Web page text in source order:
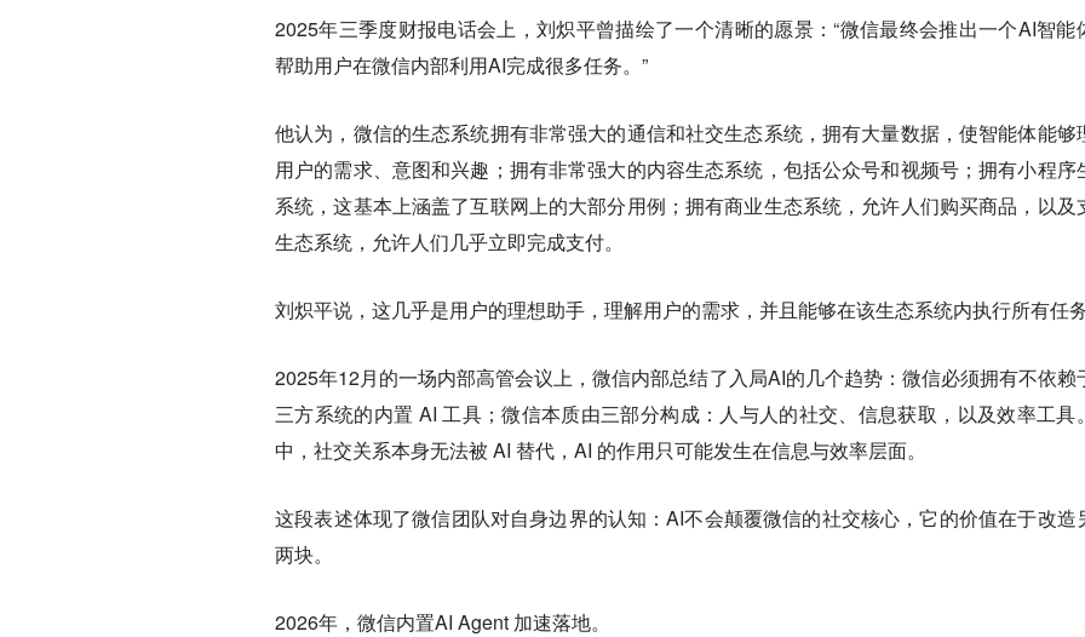
2025年三季度财报电话会上，刘炽平曾描绘了一个清晰的愿景：“微信最终会推出一个AI智能
帮助用户在微信内部利用AI完成很多任务。”
他认为，微信的生态系统拥有非常强大的通信和社交生态系统，拥有大量数据，使智能体能够
用户的需求、意图和兴趣；拥有非常强大的内容生态系统，包括公众号和视频号；拥有小程序
系统，这基本上涵盖了互联网上的大部分用例；拥有商业生态系统，允许人们购买商品，以及
生态系统，允许人们几乎立即完成支付。
刘炽平说， 这几乎是用户的理想助手，理解用户的需求，并且能够在该生态系统内执行所有任务
2025年12月的一场内部高管会议上，微信内部总结了入局AI的几个趋势：微信必须拥有不依赖
三方系统的内置 AI 工具；微信本质由三部分构成：人与人的社交、信息获取，以及效率工具
中，社交关系本身无法被 AI 替代，AI 的作用只可能发生在信息与效率层面。
这段表述体现了微信团队对自身边界的认知：AI不会颠覆微信的社交核心，它的价值在于改造
两块。
2026年，微信内置AI Agent 加速落地。